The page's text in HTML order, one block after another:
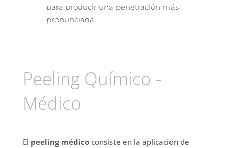
para producir una penetración más
pronunciada.
Peeling Químico -
Médico
El peeling médicoconsiste en la aplicación de